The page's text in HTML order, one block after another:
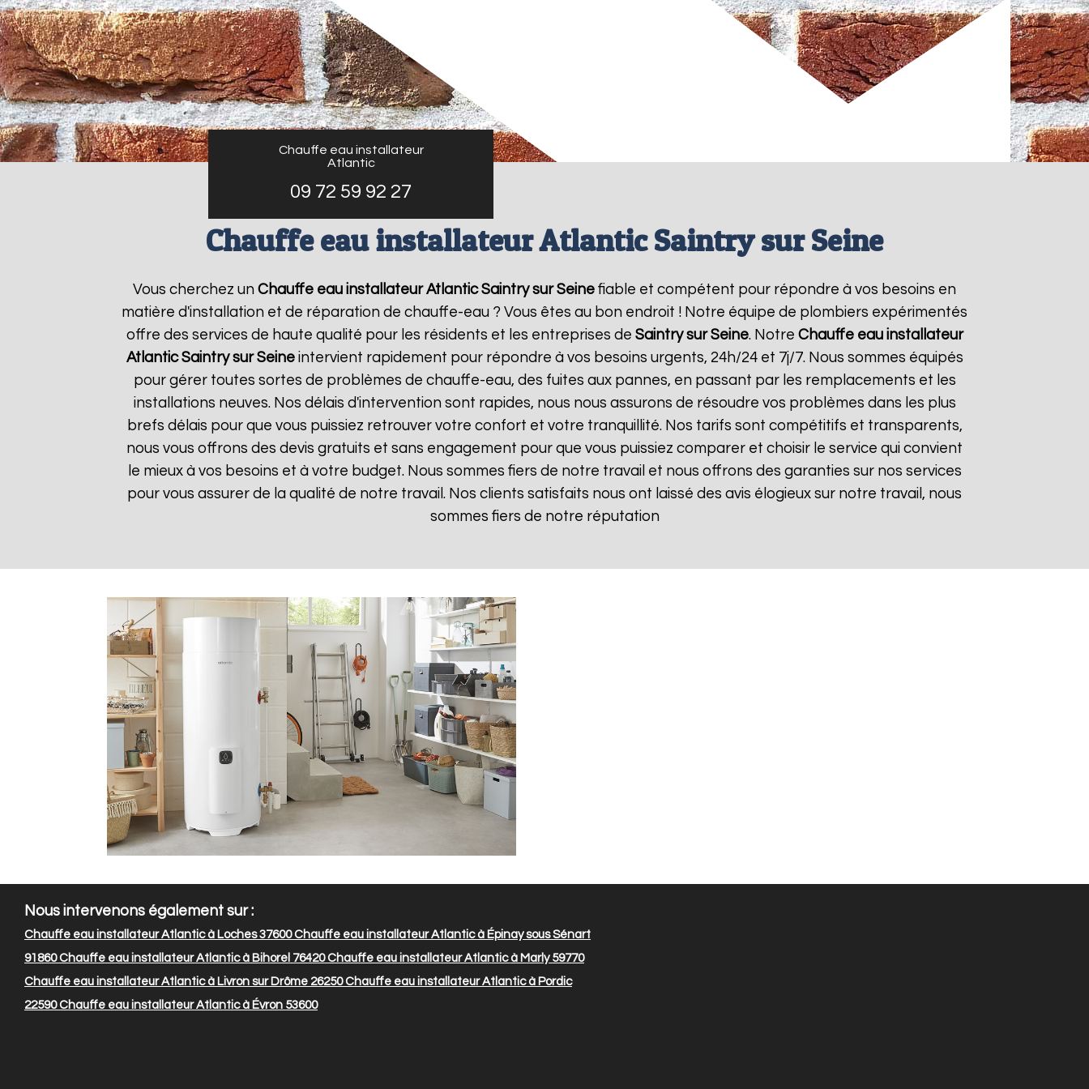
Chauffe eau installateur
Atlantic
09 72 59 92 27
Chauffe eau installateur Atlantic Saintry sur Seine
Vous cherchez un Chauffe eau installateur Atlantic Saintry sur Seine fiable et compétent pour répondre à vos besoins en
matière d'installation et de réparation de chauffe-eau ? Vous êtes au bon endroit ! Notre équipe de plombiers expérimentés
offre des services de haute qualité pour les résidents et les entreprises de Saintry sur Seine. Notre Chauffe eau installateur
Atlantic Saintry sur Seineintervient rapidement pour répondre à vos besoins urgents, 24h/24 et 7j/7. Nous sommes équipés
pour gérer toutes sortes de problèmes de chauffe-eau, des fuites aux pannes, en passant par les remplacements et les
installations neuves. Nos délais d'intervention sont rapides, nous nous assurons de résoudre vos problèmes dans les plus
brefs délais pour que vous puissiez retrouver votre confort et votre tranquillité. Nos tarifs sont compétitifs et transparents,
nous vous offrons des devis gratuits et sans engagement pour que vous puissiez comparer et choisir le service qui convient
le mieux à vos besoins et à votre budget. Nous sommes fiers de notre travail et nous offrons des garanties sur nos services
pour vous assurer de la qualité de notre travail. Nos clients satisfaits nous ont laissé des avis élogieux sur notre travail, nous
sommes fiers de notre réputation
Nous intervenons également sur :
Chauffe eau installateur Atlantic à Loches 37600Chauffe eau installateur Atlantic à Épinay sous Sénart
91860Chauffe eau installateur Atlantic à Bihorel 76420Chauffe eau installateur Atlantic à Marly 59770
Chauffe eau installateur Atlantic à Livron sur Drôme 26250Chauffe eau installateur Atlantic à Pordic
22590Chauffe eau installateur Atlantic à Évron 53600